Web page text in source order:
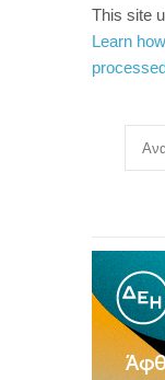
This site
Learn